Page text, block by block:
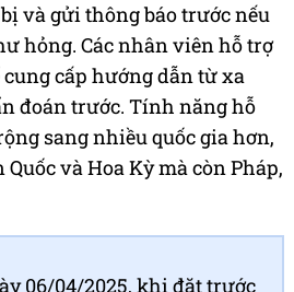
và gửi thông báo trước nếu
hỏng. Các nhân viên hỗ trợ
cấp hướng dẫn từ xa
đoán trước. Tính năng hỗ
sang nhiều quốc gia hơn,
và Hoa Kỳ mà còn Pháp,
06/04/2025, khi đặt trước